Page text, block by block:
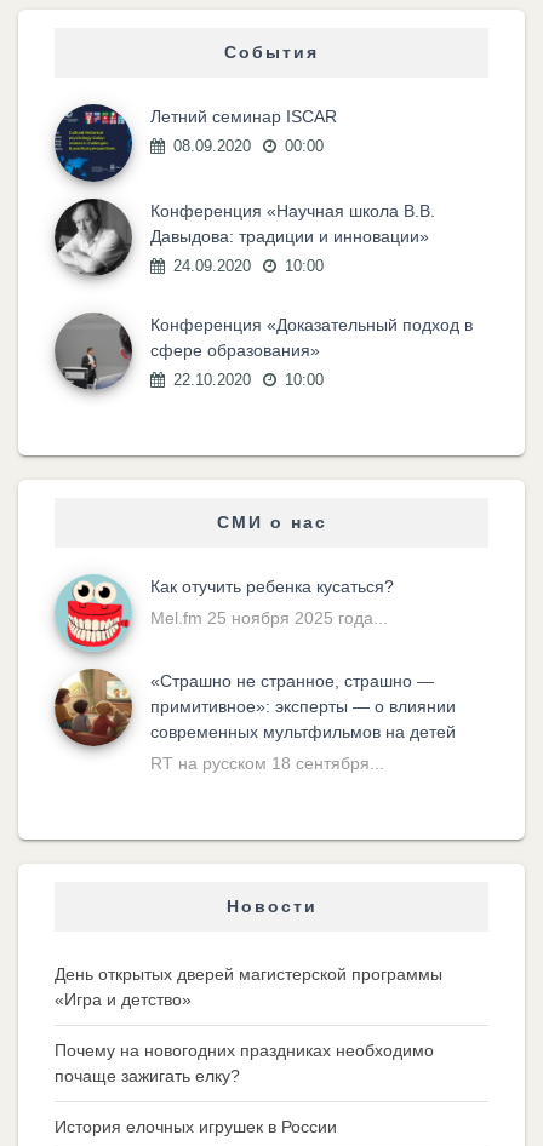
События
Летний семинар ISCAR
08.09.2020 00:00
Конференция «Научная школа В.В.
Давыдова: традиции и инновации»
24.09.2020 10:00
Конференция «Доказательный подход в
сфере образования»
22.10.2020 10:00
СМИ о нас
Как отучить ребенка кусаться?
Mel.fm 25 ноября 2025 года...
«Cтрашно не странное, страшно —
примитивное»: эксперты — о влиянии
современных мультфильмов на детей
RT на русском 18 сентября...
Новости
День открытых дверей магистерской программы
«Игра и детство»
Почему на новогодних праздниках необходимо
почаще зажигать елку?
История елочных игрушек в России